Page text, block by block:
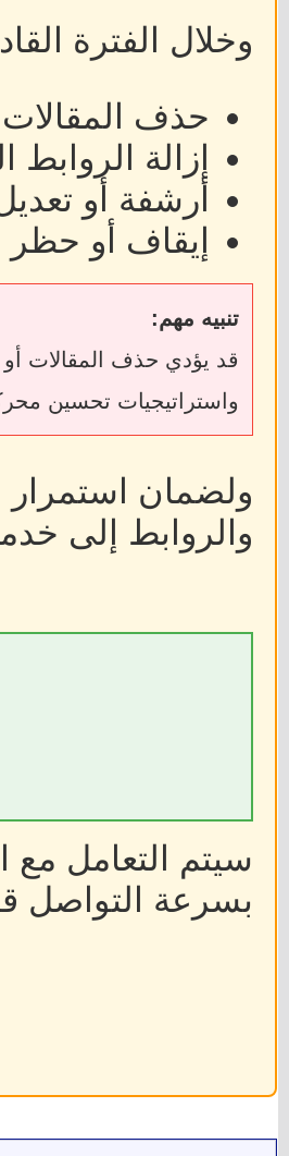
وخلال الفترة
حذف المقالات
إزالة
أرشفة أو
إيقاف أو
تنبيه مهم:
واستراتيجيات تحسين
ولضمان استمرار
والروابط إلى
سيتم التعامل
بسرعة التواصل